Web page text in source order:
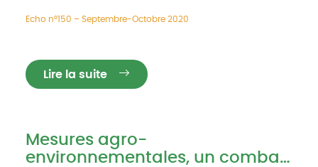
Echo n°150 – Septembre-Octobre 2020
Lire la suite
Mesures agro-
environnementales, un combat